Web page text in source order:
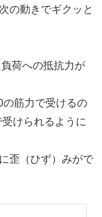
の動きでギクッと
荷への抵抗力が
筋力で受けるの
けられるように
歪（ひず）みがで